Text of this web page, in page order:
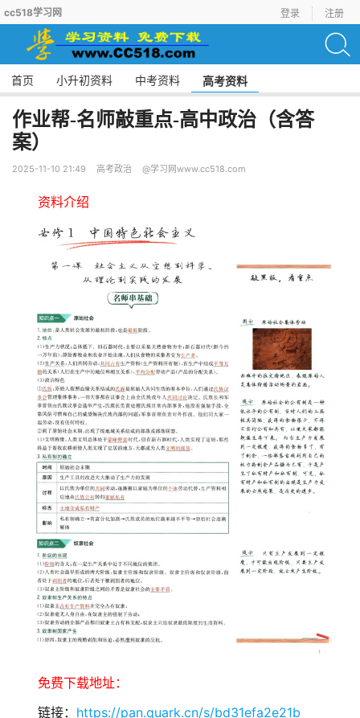
cc518学习网 登录 注册
首页 小升初资料 中考资料 高考资料
作业帮-名师敲重点-高中政治（含答
案）
2025-11-10 21:49 高考政治 @学习网www.cc518.com
资料介绍
免费下载地址：
链接： https://pan.quark.cn/s/bd31efa2e21b